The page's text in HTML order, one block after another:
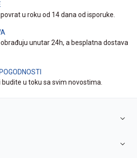
u roku od 14 dana od isporuke.
unutar 24h, a besplatna dostava
budite u toku sa svim novostima.